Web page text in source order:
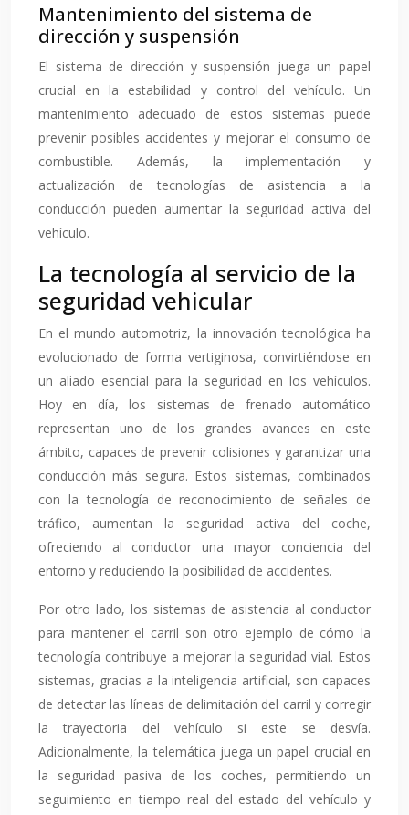
Mantenimiento del sistema de
dirección y suspensión
El sistema de dirección y suspensión juega un papel
crucial en la estabilidad y control del vehículo. Un
mantenimiento adecuado de estos sistemas puede
prevenir posibles accidentes y mejorar el consumo de
combustible. Además, la implementación y
actualización de tecnologías de asistencia a la
conducción pueden aumentar la seguridad activa del
vehículo.
La tecnología al servicio de la
seguridad vehicular
En el mundo automotriz, la innovación tecnológica ha
evolucionado de forma vertiginosa, convirtiéndose en
un aliado esencial para la seguridad en los vehículos.
Hoy en día, los sistemas de frenado automático
representan uno de los grandes avances en este
ámbito, capaces de prevenir colisiones y garantizar una
conducción más segura. Estos sistemas, combinados
con la tecnología de reconocimiento de señales de
tráfico, aumentan la seguridad activa del coche,
ofreciendo al conductor una mayor conciencia del
entorno y reduciendo la posibilidad de accidentes.
Por otro lado, los sistemas de asistencia al conductor
para mantener el carril son otro ejemplo de cómo la
tecnología contribuye a mejorar la seguridad vial. Estos
sistemas, gracias a la inteligencia artificial, son capaces
de detectar las líneas de delimitación del carril y corregir
la trayectoria del vehículo si este se desvía.
Adicionalmente, la telemática juega un papel crucial en
la seguridad pasiva de los coches, permitiendo un
seguimiento en tiempo real del estado del vehículo y